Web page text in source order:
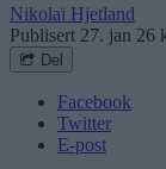
Nikolai Hjetland
Publisert 27. jan 26
Del
Facebook
Twitter
E-post